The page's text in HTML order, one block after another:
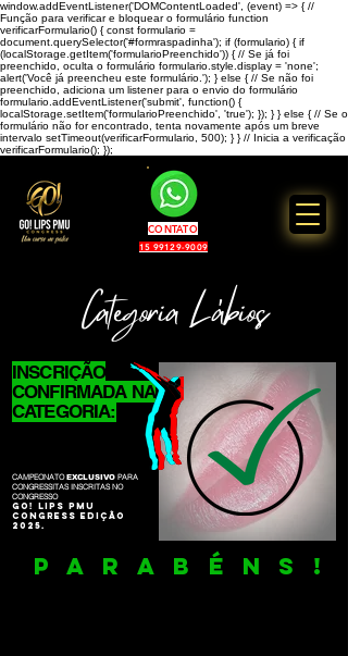
window.addEventListener('DOMContentLoaded', (event) => { //
Função para verificar e bloquear o formulário function
verificarFormulario() { const formulario =
document.querySelector('#formraspadinha'); if (formulario) { if
(localStorage.getItem('formularioPreenchido')) { // Se já foi
preenchido, oculta o formulário formulario.style.display = 'none';
alert('Você já preencheu este formulário.'); } else { // Se não foi
preenchido, adiciona um listener para o envio do formulário
formulario.addEventListener('submit', function() {
localStorage.setItem('formularioPreenchido', 'true'); }); } } else { // Se o
formulário não for encontrado, tenta novamente após um breve
intervalo setTimeout(verificarFormulario, 500); } } // Inicia a verificação
verificarFormulario(); });
15 99129-9009
CONTATO
Categoria Lábios
'
INSCRIÇÃO
CONFIRMADA NA
CATEGORIA:
CAMPEONATO EXCLUSIVO PARA
CONGRESSITAS INSCRITAS NO
CONGRESSO
GO! LIPS PMU
CONGRESS EDIÇÃO
2025.
PARABÉNS !